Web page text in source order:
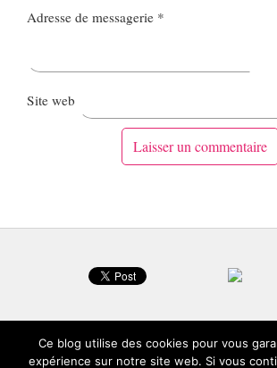
Adresse de messagerie *
Site web
Ce blog utilise des cookies pour vous
expérience sur notre site web. Si vous